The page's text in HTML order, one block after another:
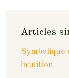
Articles
Symbolique
intuition